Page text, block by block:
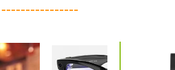
----------------